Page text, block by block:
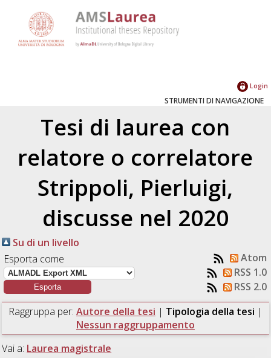
Login
STRUMENTI DI NAVIGAZIONE
Tesi di laurea con
relatore o correlatore
Strippoli, Pierluigi,
discusse nel 2020
Su di un livello
Esporta come
Atom
RSS 1.0
RSS 2.0
Raggruppa per: Autore della tesi | Tipologia della tesi |
Nessun raggruppamento
Vai a: Laurea magistrale